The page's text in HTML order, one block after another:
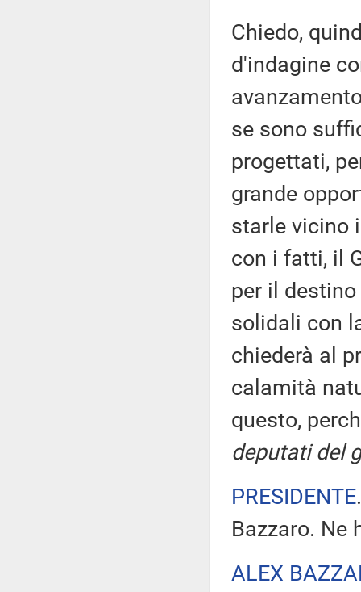
Chiedo,
d'indagine
se sono
progettati,
grande
starle vicino
con i fatti, il
per il
solidali con
chiederà al
calamità
questo,
deputati del
PRESIDENTE
Bazzaro. Ne
ALEX